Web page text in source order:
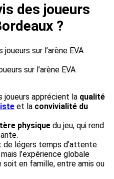
des joueurs
?
sur l’arène EVA
joueurs apprécient la qualité
et la convivialité du
physique du jeu, qui rend
de légers temps d’attente
l’expérience globale
en famille, entre amis ou